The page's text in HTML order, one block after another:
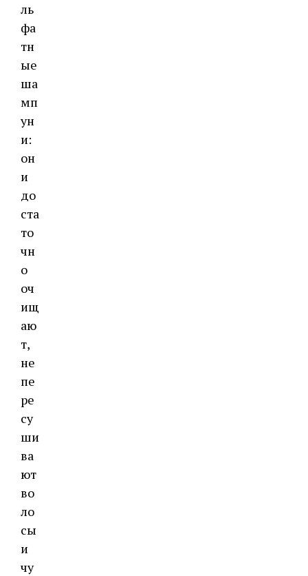
ль
фа
тн
ые
ша
мп
ун
и:
он
и
до
ста
то
чн
о
оч
ищ
аю
т,
не
пе
ре
су
ши
ва
ют
во
ло
сы
и
чу